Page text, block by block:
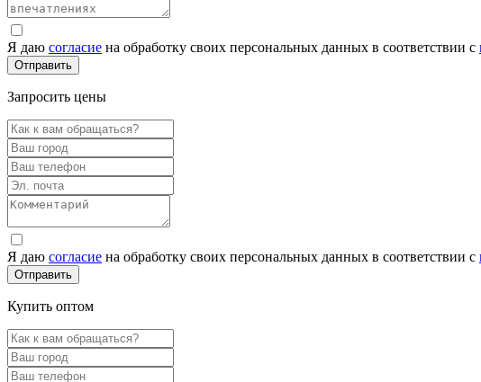
Я даю согласие на обработку своих персональных данных в соответствии с
Запросить цены
Я даю согласие на обработку своих персональных данных в соответствии с
Купить оптом